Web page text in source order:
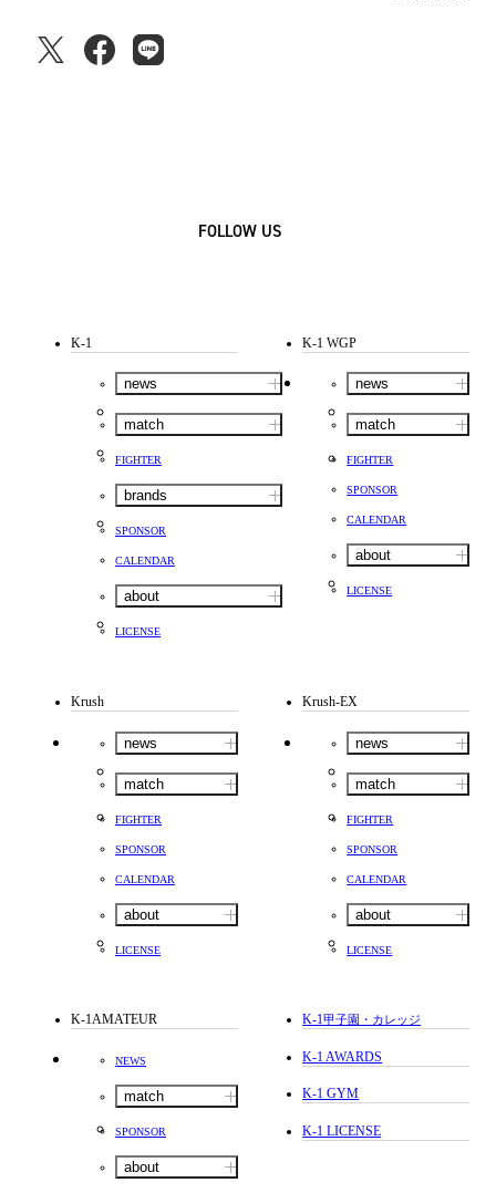
FOLLOW US
K-1
news
match
FIGHTER
brands
SPONSOR
CALENDAR
about
LICENSE
K-1 WGP
news
match
FIGHTER
SPONSOR
CALENDAR
about
LICENSE
Krush
news
match
FIGHTER
SPONSOR
CALENDAR
about
LICENSE
Krush-EX
news
match
FIGHTER
SPONSOR
CALENDAR
about
LICENSE
K-1AMATEUR
NEWS
match
SPONSOR
about
K-1甲子園・カレッジ
K-1 AWARDS
K-1 GYM
K-1 LICENSE